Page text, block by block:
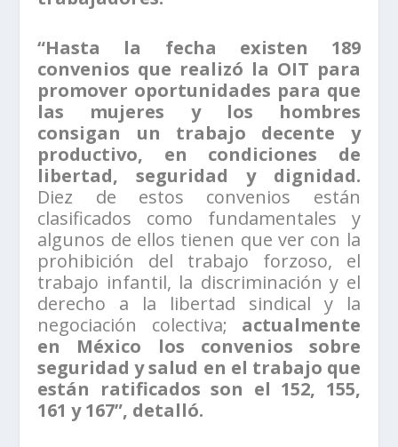
“Hasta la fecha existen 189
convenios que realizó la OIT para
promover oportunidades para que
las mujeres y los hombres
consigan un trabajo decente y
productivo, en condiciones de
libertad, seguridad y dignidad.
Diez de estos convenios están
clasificados como fundamentales y
algunos de ellos tienen que ver con la
prohibición del trabajo forzoso, el
trabajo infantil, la discriminación y el
derecho a la libertad sindical y la
negociación colectiva; actualmente
en México los convenios sobre
seguridad y salud en el trabajo que
están ratificados son el 152, 155,
161 y 167”, detalló.